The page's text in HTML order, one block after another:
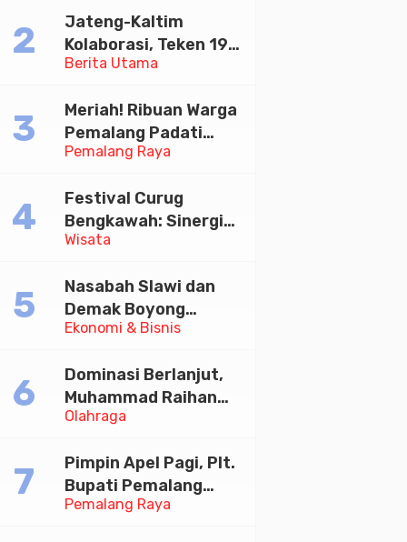
Diskusi Paramadina
Berita Utama
Jateng-Kaltim
Kolaborasi, Teken 19
Kerja Sama Ekonomi
Pemalang Raya
Meriah! Ribuan Warga
Pemalang Padati
Kirab Festival Kamir
Wisata
Festival Curug
Bengkawah: Sinergi
Desa Sikasur dan
Memajukan Wisata
serta UMKM Lokal
Ekonomi & Bisnis
Nasabah Slawi dan
Demak Boyong
Toyota Innova Zenix
Tabungan Bima Bank
Jateng
Olahraga
Dominasi Berlanjut,
Muhammad Raihan
Fadila Sabet Emas
Taekwondo Indonesia
Open 2026
Pemalang Raya
Pimpin Apel Pagi, Plt.
Bupati Pemalang
Tekankan Disiplin dan